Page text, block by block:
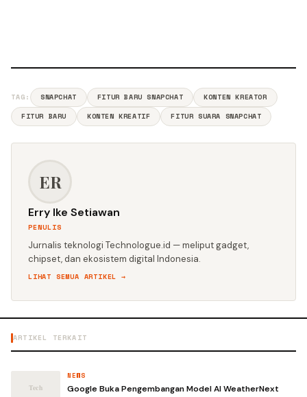
TAG: SNAPCHAT FITUR BARU SNAPCHAT
KONTEN KREATOR
FITUR BARU
KONTEN KREATIF FITUR SUARA SNAPCHAT
ER
Erry Ike Setiawan
PENULIS
Jurnalis teknologi Technologue.id — meliput gadget,
chipset, dan ekosistem digital Indonesia.
LIHAT SEMUA ARTIKEL →
ARTIKEL TERKAIT
NEWS
Google Buka Pengembangan Model AI WeatherNext